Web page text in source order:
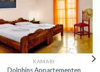
KAMARI
Dolphins Appartementen